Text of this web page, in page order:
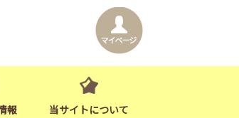
報 当サイトについて